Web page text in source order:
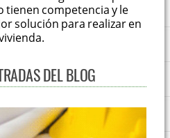
tienen competencia y le
solución para realizar en
DEL BLOG